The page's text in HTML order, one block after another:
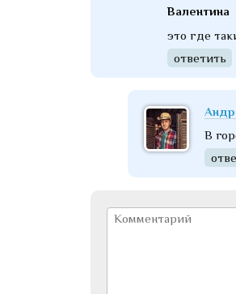
Валентина
это где
ответить
В